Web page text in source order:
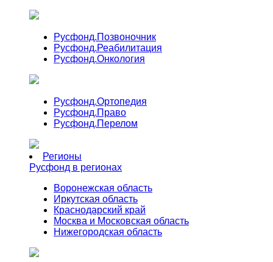
Русфонд.Позвоночник
Русфонд.Реабилитация
Русфонд.Онкология
Русфонд.Ортопедия
Русфонд.Право
Русфонд.Перелом
Регионы
Русфонд в регионах
Воронежская область
Иркутская область
Краснодарский край
Москва и Московская область
Нижегородская область